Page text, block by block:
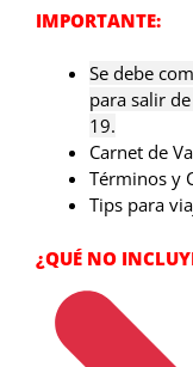
IMPORTANTE:
Se debe
para salir
19.
Carnet de
Términos y
Tips para
¿QUÉ NO